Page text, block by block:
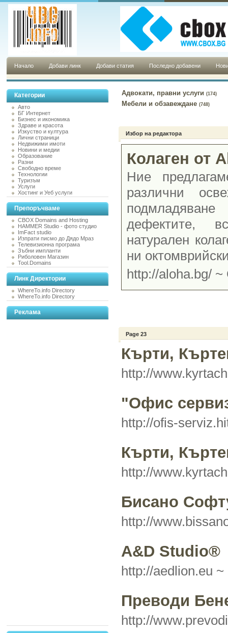
Начало Добави линк Добави статия Последно добавени
Категории
Авто
БГ Интернет
Бизнес и икономика
Здраве и красота
Изкуство и култура
Лични страници
Недвижими имоти
Новини и медии
Образование
Разни
Свободно време
Технологии
Туризъм
Услуги
Хостинг и Уеб услуги
Препоръчваме
CBOX Domains and Hosting
HAMMER Studio - фото студио
ImFact studio
Изпрати писмо до Дядо Мраз
Телевизионна програма
Зъбни импланти
Риболовен Магазин
Tool.Domains
Линк Директории
WhereTo.info Directory
WhereTo.info Directory
Реклама
Адвокати, правни услуги (174)
Мебели и обзавеждане (748)
Избор на редактора
Колаген от
Ние
различни
дефектите,
натурален
ни
http://aloha.bg/ ~
Page 23
Кърти,
http://
"Офис
http://ofis-
Кърти,
http://
Бисано
http://
A&D Studio®
http://aedlion.eu ~
Преводи
http://